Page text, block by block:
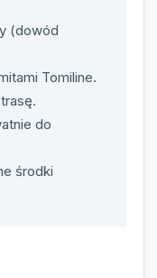
(dowód
Tomiline.
do
środki